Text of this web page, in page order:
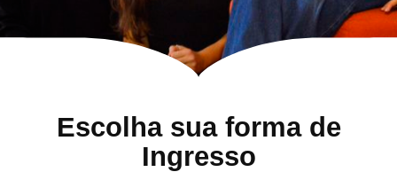
Escolha sua forma de
Ingresso